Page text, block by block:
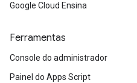
Google Cloud Ensina
Ferramentas
Console do administrador
Painel do Apps Script